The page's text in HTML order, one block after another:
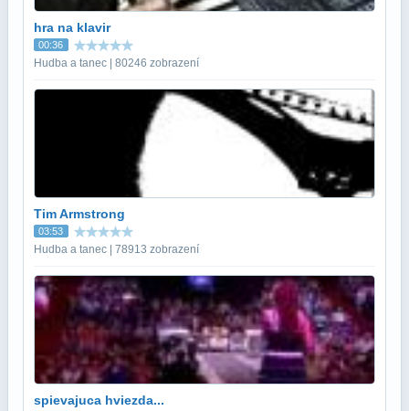
hra na klavir
00:36
Hudba a tanec | 80246 zobrazení
Tim Armstrong
03:53
Hudba a tanec | 78913 zobrazení
spievajuca hviezda...